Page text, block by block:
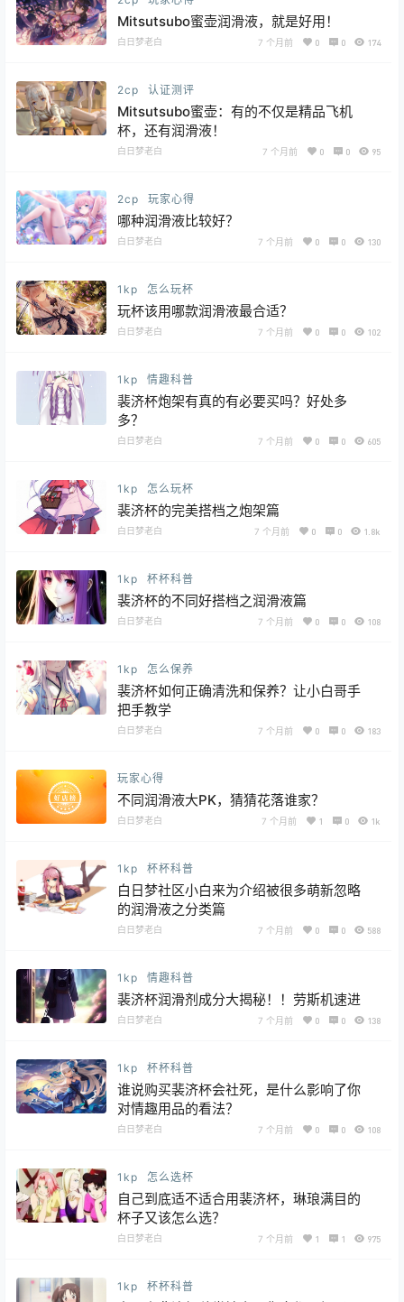
Mitsutsubo蜜壶润滑液，就是好用！
白日梦老白 7 个月前 0 0 174
2cp 认证测评
Mitsutsubo蜜壶：有的不仅是精品飞机
杯，还有润滑液！
白日梦老白 7 个月前 0 0 95
2cp 玩家心得
哪种润滑液比较好？
白日梦老白 7 个月前 0 0 130
1kp 怎么玩杯
玩杯该用哪款润滑液最合适？
白日梦老白 7 个月前 0 0 102
1kp 情趣科普
裴济杯炮架有真的有必要买吗？好处多
多？
白日梦老白 7 个月前 0 0 605
1kp 怎么玩杯
裴济杯的完美搭档之炮架篇
白日梦老白 7 个月前 0 0 1.8k
1kp 杯杯科普
裴济杯的不同好搭档之润滑液篇
白日梦老白 7 个月前 0 0 108
1kp 怎么保养
裴济杯如何正确清洗和保养？让小白哥手
把手教学
白日梦老白 7 个月前 0 0 183
玩家心得
不同润滑液大PK，猜猜花落谁家？
白日梦老白 7 个月前 1 0 1k
1kp 杯杯科普
白日梦社区小白来为介绍被很多萌新忽略
的润滑液之分类篇
白日梦老白 7 个月前 0 0 588
1kp 情趣科普
裴济杯润滑剂成分大揭秘！！劳斯机速进
白日梦老白 7 个月前 0 0 138
1kp 杯杯科普
谁说购买裴济杯会社死，是什么影响了你
对情趣用品的看法？
白日梦老白 7 个月前 0 0 108
1kp 怎么选杯
自己到底适不适合用裴济杯，琳琅满目的
杯子又该怎么选？
白日梦老白 7 个月前 1 1 975
1kp 杯杯科普